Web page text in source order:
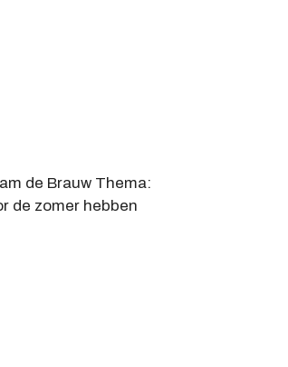
de Brauw Thema:
de zomer hebben